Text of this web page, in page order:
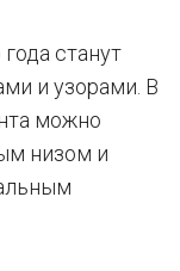
станут
и узорами. В
можно
низом и